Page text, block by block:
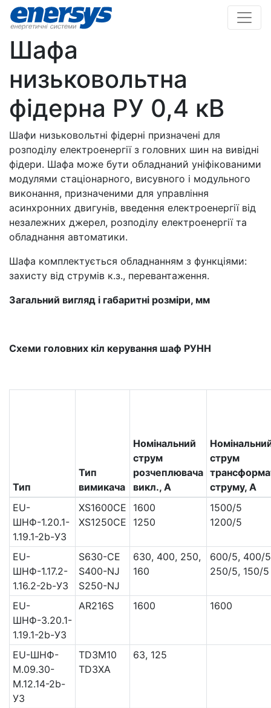
Шафа
низьковольтна
фідерна РУ 0,4 кВ
Шафи низьковольтні фідерні призначені для
розподілу електроенергії з головних шин на вивідні
фідери. Шафа може бути обладнаний уніфікованими
модулями стаціонарного, висувного і модульного
виконання, призначеними для управління
асинхронних двигунів, введення електроенергії від
незалежних джерел, розподілу електроенергії та
обладнання автоматики.
Шафа комплектується обладнанням з функціями:
захисту від струмів к.з., перевантаження.
Загальний вигляд і габаритні розміри, мм
Схеми головних кіл керування шаф РУНН
Тип
Тип
вимикача
Номінальний
струм
розчеплювача
викл., А
струм
струму, А
EU-
ШНФ-1.20.1-
1.19.1-2b-УЗ
XS1600CE
XS1250CE
1600
1250
1500/5
1200/5
EU-
ШНФ-1.17.2-
1.16.2-2b-УЗ
S630-CE
S400-NJ
S250-NJ
630, 400, 250,
160
600/5, 400/
250/5, 150/5
EU-
ШНФ-3.20.1-
1.19.1-2b-УЗ
AR216S 1600 1600
EU-ШНФ-
М.09.30-
М.12.14-2b-
УЗ
TD3M10
TD3XA
63, 125